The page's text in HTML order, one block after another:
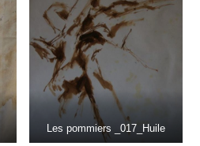
Les pommiers _017_Huile